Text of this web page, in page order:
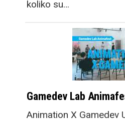
koliko su…
Gamedev Lab
Animation X Gamedev